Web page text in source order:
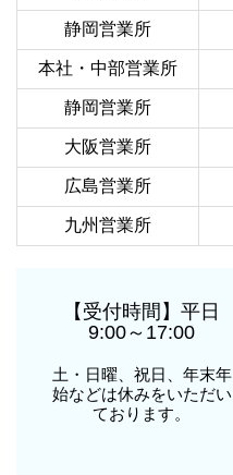
静岡営業所
本社・中部営業所
静岡営業所
大阪営業所
広島営業所
九州営業所
【受付時間】平日
9:00～17:00
土・日曜、祝日、年末年
始などは休みをいただい
ております。